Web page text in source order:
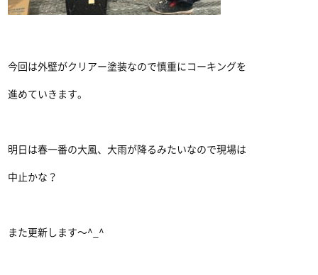
今回は外壁がクリアー塗装なので慎重にコーキングを
進めていきます。
明日は春一番の大風、大雨が降るみたいなので現場は
中止かな？
また更新します〜^_^